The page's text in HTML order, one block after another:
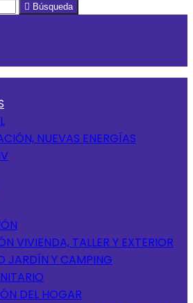
 Búsqueda
NUEVAS ENERGÍAS
VIVIENDA, TALLER Y EXTERIOR
JARDÍN Y CAMPING
DEL HOGAR